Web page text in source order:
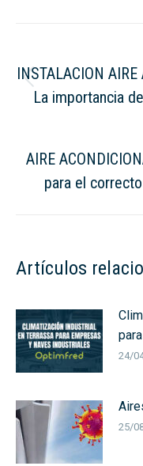
navigation
INSTALACION
La importancia
AIRE
para el
Artículos
24/
25/